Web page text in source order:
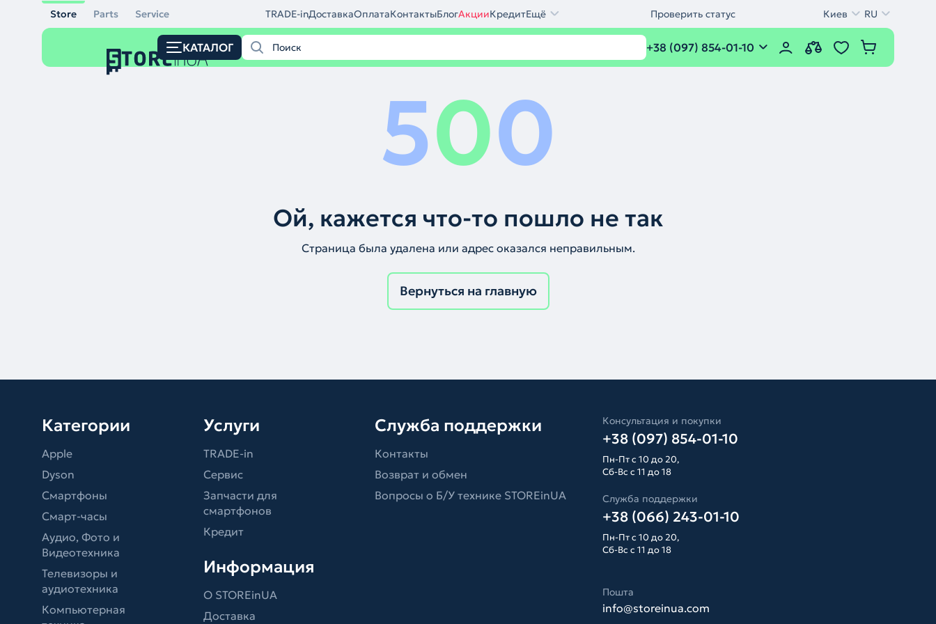
Store Parts Service TRADE-inДоставкаОплатаКонтактыБлогАкцииКредитЕщё Проверить статус Киев RU
КАТАЛОГ +38 (097) 854-01-10
500
Ой, кажется что-то пошло не так
Страница была удалена или адрес оказался неправильным.
Вернуться на главную
Категории
Apple
Dyson
Смартфоны
Смарт-часы
Аудио, Фото и
Видеотехника
Телевизоры и
аудиотехника
Компьютерная
Услуги
TRADE-in
Сервис
Запчасти для
смартфонов
Кредит
Информация
О STOREinUA
Доставка
Служба поддержки
Контакты
Возврат и обмен
Вопросы о Б/У технике STOREinUA
Консультация и покупки
+38 (097) 854-01-10
Пн-Пт с 10 до 20,
Сб-Вс с 11 до 18
Служба поддержки
+38 (066) 243-01-10
Пн-Пт с 10 до 20,
Сб-Вс с 11 до 18
Пошта
info@storeinua.com